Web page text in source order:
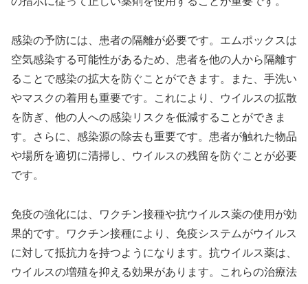
感染の予防には、患者の隔離が必要です。エムポックスは
空気感染する可能性があるため、患者を他の人から隔離す
ることで感染の拡大を防ぐことができます。また、手洗い
やマスクの着用も重要です。これにより、ウイルスの拡散
を防ぎ、他の人への感染リスクを低減することができま
す。さらに、感染源の除去も重要です。患者が触れた物品
や場所を適切に清掃し、ウイルスの残留を防ぐことが必要
です。
免疫の強化には、ワクチン接種や抗ウイルス薬の使用が効
果的です。ワクチン接種により、免疫システムがウイルス
に対して抵抗力を持つようになります。抗ウイルス薬は、
ウイルスの増殖を抑える効果があります。これらの治療法